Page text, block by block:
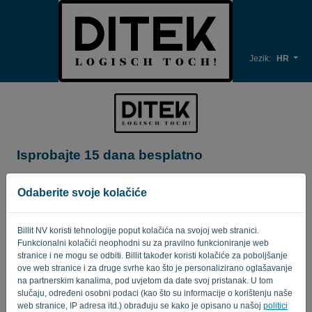
Odaberite svoje kolačiće
Billit NV koristi tehnologije poput kolačića na svojoj web stranici.
Funkcionalni kolačići neophodni su za pravilno funkcioniranje web
stranice i ne mogu se odbiti. Billit također koristi kolačiće za poboljšanje
ove web stranice i za druge svrhe kao što je personalizirano oglašavanje
na partnerskim kanalima, pod uvjetom da date svoj pristanak. U tom
slučaju, određeni osobni podaci (kao što su informacije o korištenju naše
web stranice, IP adresa itd.) obrađuju se kako je opisano u našoj politici
Jezik: HR
Isprobajte 15 dana besplatno
Poslovna adresa e-pošte*
Lozinka